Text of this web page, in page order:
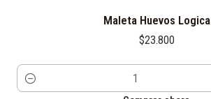
Maleta Huevos Logica
$23.800
Cantidad